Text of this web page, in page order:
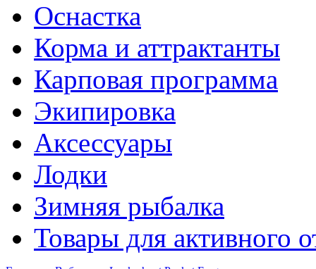
Оснастка
Корма и аттрактанты
Карповая программа
Экипировка
Аксессуары
Лодки
Зимняя рыбалка
Товары для активного